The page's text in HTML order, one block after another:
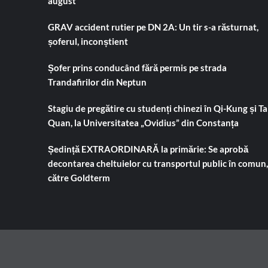
GRAV accident rutier pe DN 2A: Un tir s-a răsturnat,
șoferul, inconștient
Șofer prins conducând fără permis pe strada
Trandafirilor din Neptun
Stagiu de pregătire cu studenți chinezi în Qi-Kung și
Quan, la Universitatea „Ovidius” din Constanța
Ședință EXTRAORDINARĂ la primărie: Se aprobă
decontarea cheltuielor cu transportul public în comun,
către Goldterm